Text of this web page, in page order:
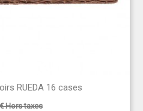
RUEDA 16 cases
Hors taxes